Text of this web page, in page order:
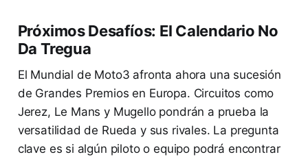
Próximos Desafíos: El Calendario No
Da Tregua
El Mundial de Moto3 afronta ahora una sucesión
de Grandes Premios en Europa. Circuitos como
Jerez, Le Mans y Mugello pondrán a prueba la
versatilidad de Rueda y sus rivales. La pregunta
clave es si algún piloto o equipo podrá encontrar